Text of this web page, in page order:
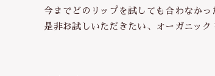
今までどのリップを試しても合わなかっ
是非お試しいただきたい、オーガニック